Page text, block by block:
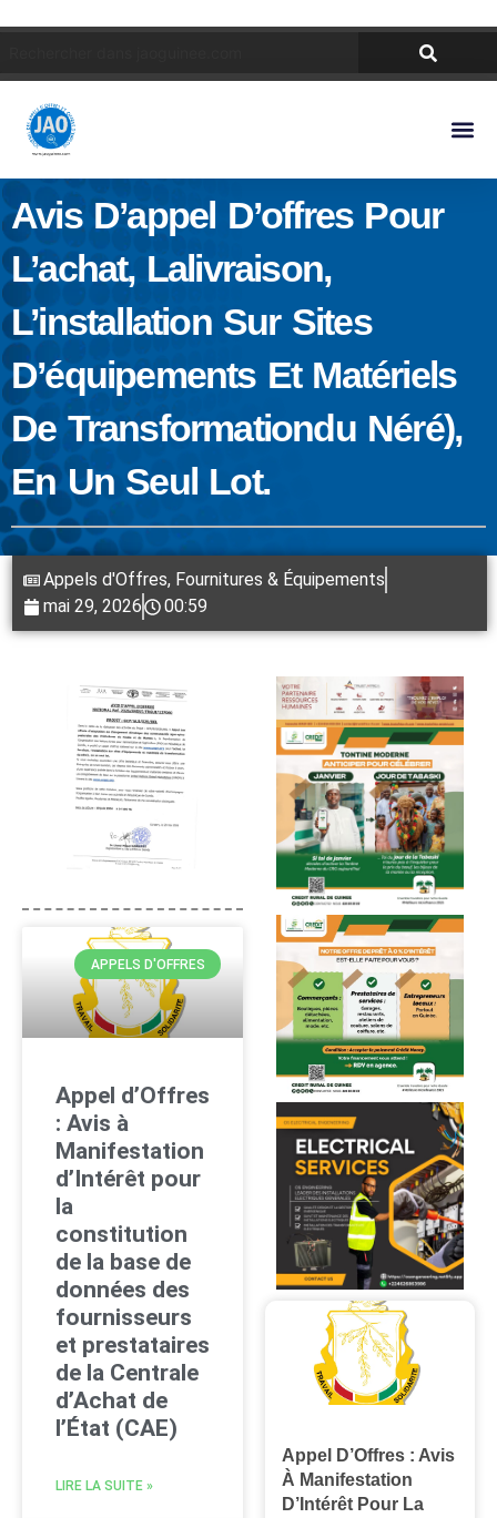
Avis D’appel D’offres Pour
L’achat, Lalivraison,
L’installation Sur Sites
D’équipements Et Matériels
De Transformationdu Néré),
En Un Seul Lot.
Appels d'Offres, Fournitures & Équipements
mai 29, 2026
00:59
APPELS D'OFFRES
Appel d’Offres
: Avis à
Manifestation
d’Intérêt pour
la
constitution
de la base de
données des
fournisseurs
et prestataires
de la Centrale
d’Achat de
l’État (CAE)
LIRE LA SUITE »
Appel D’Offres : Avis
À Manifestation
D’Intérêt Pour La